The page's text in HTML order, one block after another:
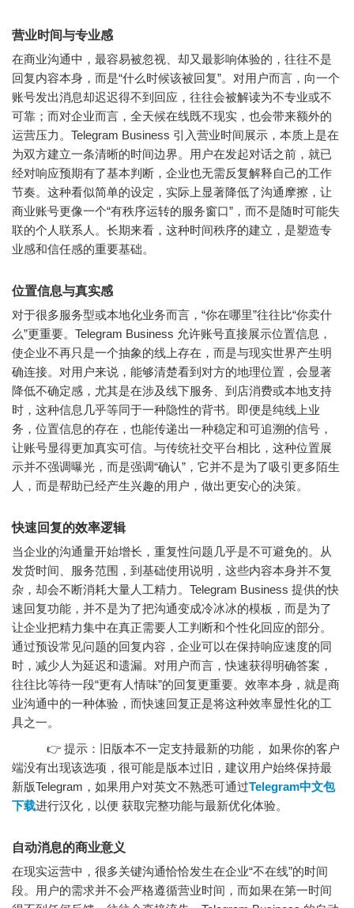
营业时间与专业感
在商业沟通中，最容易被忽视、却又最影响体验的，往往不是
回复内容本身，而是“什么时候该被回复”。对用户而言，向一个
账号发出消息却迟迟得不到回应，往往会被解读为不专业或不
可靠；而对企业而言，全天候在线既不现实，也会带来额外的
运营压力。Telegram Business 引入营业时间展示，本质上是在
为双方建立一条清晰的时间边界。用户在发起对话之前，就已
经对响应预期有了基本判断，企业也无需反复解释自己的工作
节奏。这种看似简单的设定，实际上显著降低了沟通摩擦，让
商业账号更像一个“有秩序运转的服务窗口”，而不是随时可能失
联的个人联系人。长期来看，这种时间秩序的建立，是塑造专
业感和信任感的重要基础。
位置信息与真实感
对于很多服务型或本地化业务而言，“你在哪里”往往比“你卖什
么”更重要。Telegram Business 允许账号直接展示位置信息，
使企业不再只是一个抽象的线上存在，而是与现实世界产生明
确连接。对用户来说，能够清楚看到对方的地理位置，会显著
降低不确定感，尤其是在涉及线下服务、到店消费或本地支持
时，这种信息几乎等同于一种隐性的背书。即便是纯线上业
务，位置信息的存在，也能传递出一种稳定和可追溯的信号，
让账号显得更加真实可信。与传统社交平台相比，这种位置展
示并不强调曝光，而是强调“确认”，它并不是为了吸引更多陌生
人，而是帮助已经产生兴趣的用户，做出更安心的决策。
快速回复的效率逻辑
当企业的沟通量开始增长，重复性问题几乎是不可避免的。从
发货时间、服务范围，到基础使用说明，这些内容本身并不复
杂，却会不断消耗大量人工精力。Telegram Business 提供的快
速回复功能，并不是为了把沟通变成冷冰冰的模板，而是为了
让企业把精力集中在真正需要人工判断和个性化回应的部分。
通过预设常见问题的回复内容，企业可以在保持响应速度的同
时，减少人为延迟和遗漏。对用户而言，快速获得明确答案，
往往比等待一段“更有人情味”的回复更重要。效率本身，就是商
业沟通中的一种体验，而快速回复正是将这种效率显性化的工
具之一。
👉 提示：旧版本不一定支持最新的功能， 如果你的客户
端没有出现该选项，很可能是版本过旧，建议用户始终保持最
新版Telegram，如果用户对英文不熟悉可通过Telegram中文包
下载进行汉化，以便 获取完整功能与最新优化体验。
自动消息的商业意义
在现实运营中，很多关键沟通恰恰发生在企业“不在线”的时间
段。用户的需求并不会严格遵循营业时间，而如果在第一时间